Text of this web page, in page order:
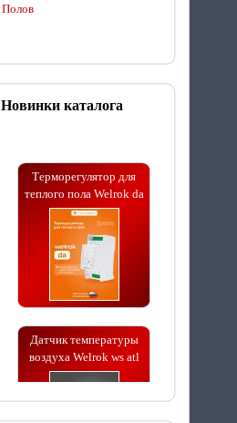
Полов
Новинки каталога
Терморегулятор для
теплого пола Welrok da
Датчик температуры
воздуха Welrok ws atl